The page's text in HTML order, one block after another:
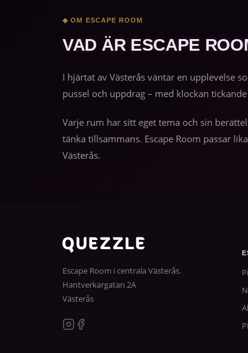
◆ OM ESCAPE ROOM
VAD ÄR ESCAPE
I hjärtat av Västerås väntar en upplevelse
pussel och uppdrag – med klockan
Varje rum har sitt eget tema och sin
tänka tillsammans. Escape Room passar
Västerås.
Escape Room i centrala Västerås.
Hantverkargatan 2A
Västerås